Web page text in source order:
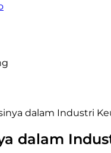
dalam Industri
dalam